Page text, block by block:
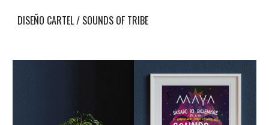
DISEÑO CARTEL / SOUNDS OF TRIBE